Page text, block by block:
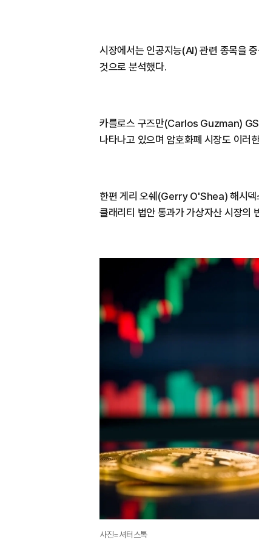
시장에서는 인공지능(AI) 관련 종목을
것으로 분석했다.
카를로스 구즈만(Carlos Guzman)
나타나고 있으며 암호화폐 시장도 이러
한편 게리 오쉐(Gerry O'Shea) 해시덱
클래리티 법안 통과가 가상자산 시장의
사진=셔터스톡